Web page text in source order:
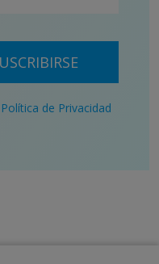
Política de Privacidad